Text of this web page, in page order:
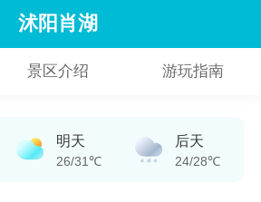
沭阳肖湖
景区介绍 游玩指南
明天
26/31℃
后天
24/28℃